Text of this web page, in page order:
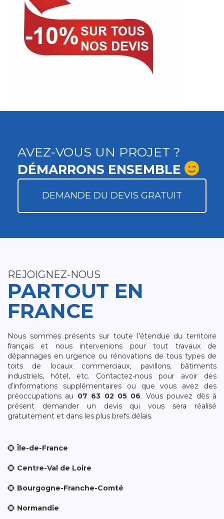
AVEZ-VOUS UN PROJET ?
DÉMARRONS ENSEMBLE
DEMANDE DU DEVIS GRATUIT
REJOIGNEZ-NOUS
PARTOUT EN
FRANCE
Nous sommes présents sur toute l’étendue du territoire
français et nous intervenions pour tout travaux de
dépannages en urgence ou rénovations de tous types de
toits de locaux commerciaux, pavillons, bâtiments
industriels, hôtel, etc. Contactez-nous pour avoir des
d’informations supplémentaires ou que vous avez des
préoccupations au 07 63 02 05 06. Vous pouvez dès à
présent demander un devis qui vous sera réalisé
gratuitement et dans les plus brefs délais.
Île-de-France
Centre-Val de Loire
Bourgogne-Franche-Comté
Normandie